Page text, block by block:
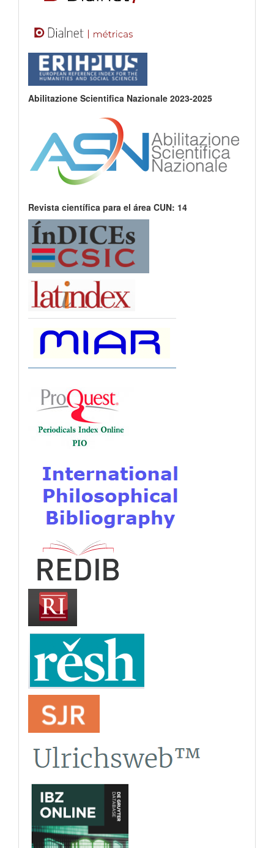
Abilitazione Scientifica Nazionale 2023-2025
Revista científica para el área CUN: 14